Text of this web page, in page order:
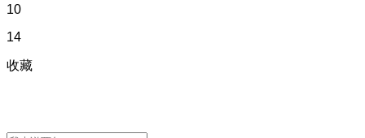
10
14
收藏